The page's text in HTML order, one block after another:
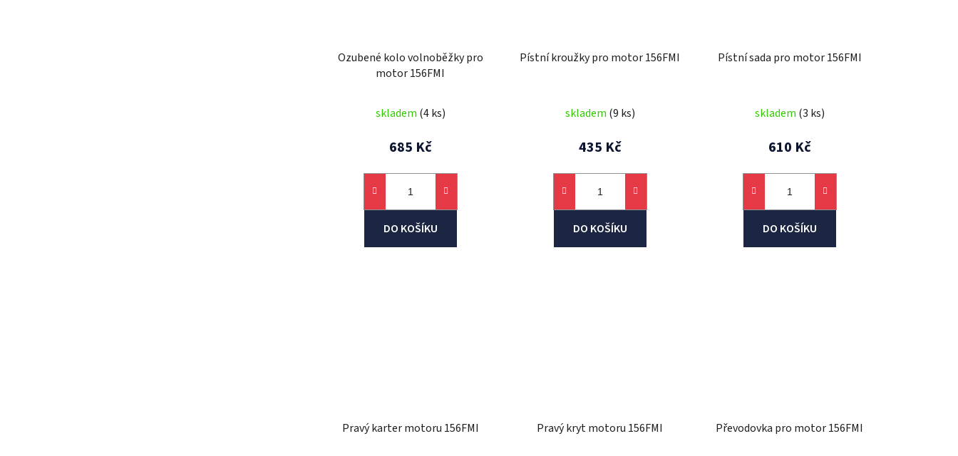
Ozubené kolo volnoběžky pro
motor 156FMI
skladem (4 ks)
685 Kč
DO KOŠÍKU
Pístní kroužky pro motor 156FMI
skladem (9 ks)
435 Kč
DO KOŠÍKU
Pístní sada pro motor 156FMI
skladem (3 ks)
610 Kč
DO KOŠÍKU
Pravý karter motoru 156FMI Pravý kryt motoru 156FMI Převodovka pro motor 156FMI